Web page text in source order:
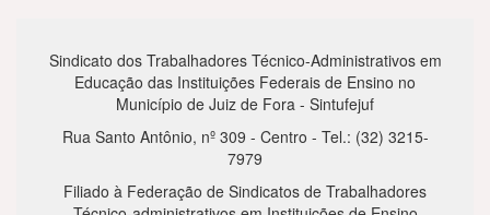
Sindicato dos Trabalhadores Técnico-Administrativos em
Educação das Instituições Federais de Ensino no
Município de Juiz de Fora - Sintufejuf
Rua Santo Antônio, nº 309 - Centro - Tel.: (32) 3215-
7979
Filiado à Federação de Sindicatos de Trabalhadores